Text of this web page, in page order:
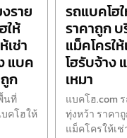
ราย
ให้
เช่า
แบค
ก
นที่
บคโฮให้
รถแบคโฮ
ราคาถูก
แม็คโครใ
โฮรับจ้าง
เหมา
แบคโฮ.com
ทุ่งหว้า ราคา
แม็คโครให้เ